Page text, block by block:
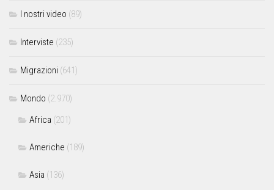
I nostri video (89)
Interviste (235)
Migrazioni (641)
Mondo (2.970)
Africa (201)
Americhe (189)
Asia (136)